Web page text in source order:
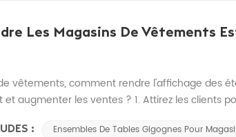
Les Magasins De Vêtements
vêtements, comment rendre l'affichage des
augmenter les ventes ? 1. Attirez les clients
:
Ensembles De Tables Gigognes Pour